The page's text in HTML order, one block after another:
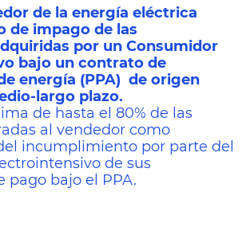
de la energía eléctrica
de impago de las
por un Consumidor
bajo un contrato de
energía (PPA) de origen
largo plazo.
de hasta el 80% de las
al vendedor como
incumplimiento por parte del
de sus
pago bajo el PPA.